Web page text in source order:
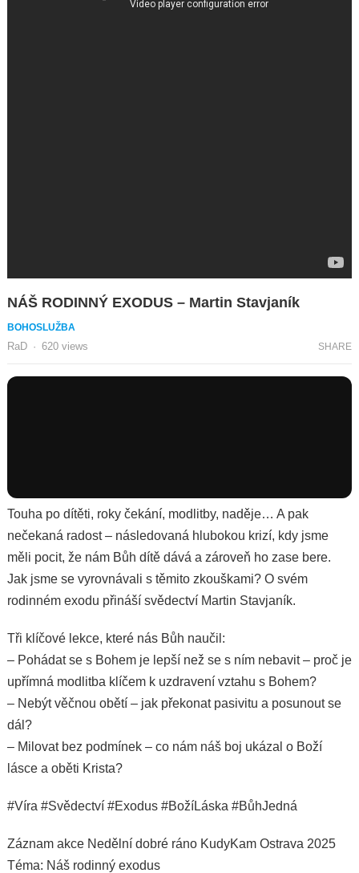
NÁŠ RODINNÝ EXODUS – Martin Stavjaník
BOHOSLUŽBA
RaD · 620views SHARE
Touha po dítěti, roky čekání, modlitby, naděje… A pak
nečekaná radost – následovaná hlubokou krizí, kdy jsme
měli pocit, že nám Bůh dítě dává a zároveň ho zase bere.
Jak jsme se vyrovnávali s těmito zkouškami? O svém
rodinném exodu přináší svědectví Martin Stavjaník.
Tři klíčové lekce, které nás Bůh naučil:
– Pohádat se s Bohem je lepší než se s ním nebavit – proč je
upřímná modlitba klíčem k uzdravení vztahu s Bohem?
– Nebýt věčnou obětí – jak překonat pasivitu a posunout se
dál?
– Milovat bez podmínek – co nám náš boj ukázal o Boží
lásce a oběti Krista?
#Víra #Svědectví #Exodus #BožíLáska #BůhJedná
Záznam akce Nedělní dobré ráno KudyKam Ostrava 2025
Téma: Náš rodinný exodus